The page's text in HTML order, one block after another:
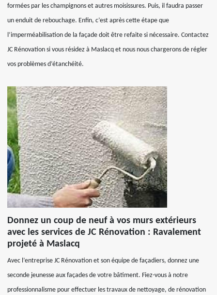
formées par les champignons et autres moisissures. Puis, il faudra passer
un enduit de rebouchage. Enfin, c’est après cette étape que
l’imperméabilisation de la façade doit être refaite si nécessaire. Contactez
JC Rénovation si vous résidez à Maslacq et nous nous chargerons de régler
vos problèmes d’étanchéité.
Donnez un coup de neuf à vos murs extérieurs
avec les services de JC Rénovation : Ravalement
projeté à Maslacq
Avec l’entreprise JC Rénovation et son équipe de façadiers, donnez une
seconde jeunesse aux façades de votre bâtiment. Fiez-vous à notre
professionnalisme pour effectuer les travaux de nettoyage, de rénovation